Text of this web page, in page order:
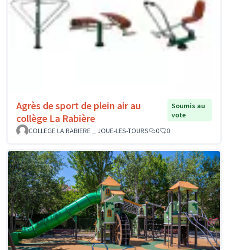
Agrès de sport de plein air au
collège La Rabière
Soumis au
vote
COLLEGE LA RABIERE _ JOUE-LES-TOURS
0 0